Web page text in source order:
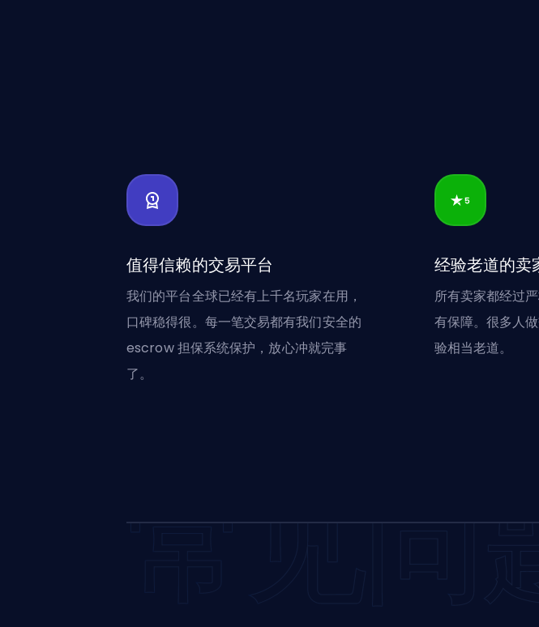
值得信赖的交易平台
我们的平台全球已经有上千名玩家在用，
口碑稳得很。每一笔交易都有我们安全的
escrow 担保系统保护，放心冲就完事
了。
经验老道的卖
所有卖家都经过
有保障。很多人
验相当老道。
常见问